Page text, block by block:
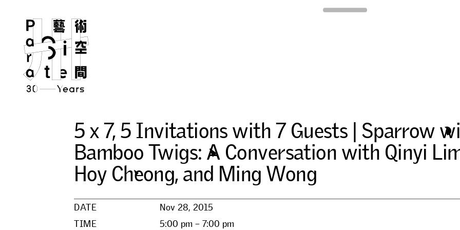
5 x7, 5 Invitations with 7 Guests | Sparrow wi
Bamboo Twigs: A Conversation with Qinyi Li
Hoy Cheong, and Ming Wong
DATE
Nov 28, 2015
TIME
5:00 pm – 7:00 pm